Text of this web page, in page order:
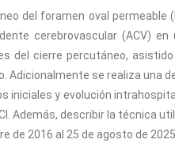
del foramen oval
cerebrovascular (ACV)
del cierre percutáneo,
Adicionalmente se realiza una
iniciales y evolución
Además, describir la técnica
de 2016 al 25 de agosto de